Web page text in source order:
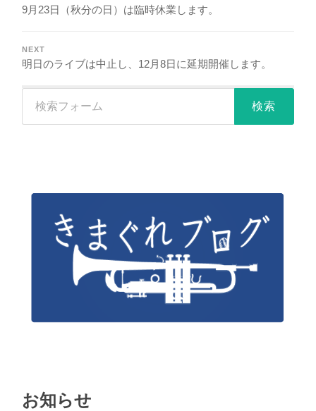
9月23日（秋分の日）は臨時休業します。
NEXT
明日のライブは中止し、12月8日に延期開催します。
お知らせ